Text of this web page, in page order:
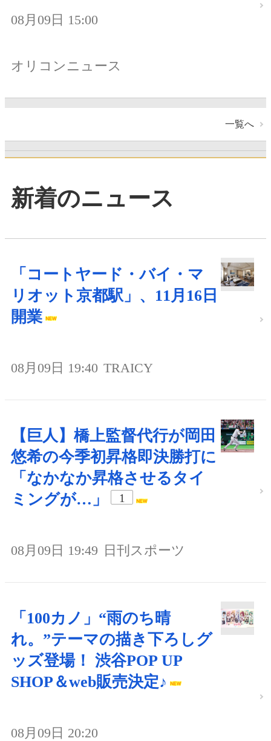
08月09日 15:00
オリコンニュース
一覧へ
新着のニュース
「コートヤード・バイ・マ
リオット京都駅」、11月16日
開業
08月09日 19:40 TRAICY
【巨人】橋上監督代行が岡田
悠希の今季初昇格即決勝打に
「なかなか昇格させるタイ
ミングが…」
1
08月09日 19:49 日刊スポーツ
「100カノ」“雨のち晴
れ。”テーマの描き下ろしグ
ッズ登場！ 渋谷POP UP
SHOP＆web販売決定♪
08月09日 20:20